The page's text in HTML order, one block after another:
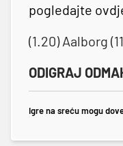
pogledajte
(1.20) Aalborg
ODIGRAJ
Igre na sreću mogu